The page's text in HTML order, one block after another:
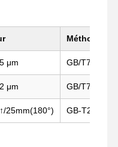
Show
A Propos De
Nous
Méthode
μm GB/T7125-
μm GB/T7125-
25mm(180°) GB-T2792-